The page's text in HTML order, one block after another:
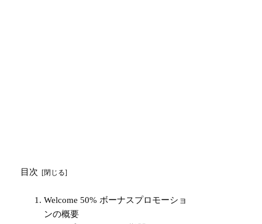
目次
Welcome 50% ボーナスプロモーショ
ンの概要